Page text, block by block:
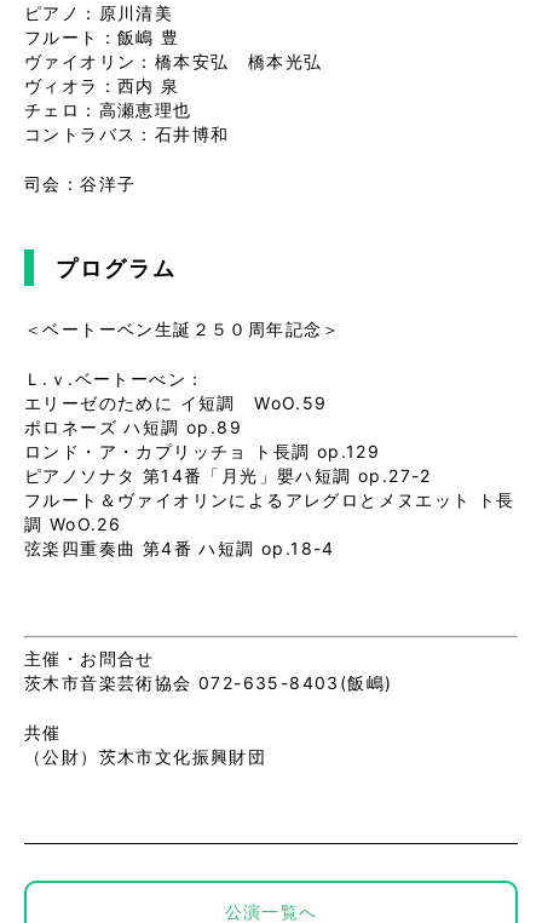
ピアノ：原川清美
フルート：飯嶋 豊
ヴァイオリン：橋本安弘 橋本光弘
ヴィオラ：西内 泉
チェロ：高瀬恵理也
コントラバス：石井博和
司会：谷洋子
プログラム
＜ベートーベン生誕２５０周年記念＞
Ｌ.ｖ.ベートーべン：
エリーゼのために イ短調 WoO.59
ポロネーズ ハ短調 op.89
ロンド・ア・カプリッチョ ト長調 op.129
ピアノソナタ 第14番「月光」嬰ハ短調 op.27-2
フルート＆ヴァイオリンによるアレグロとメヌエット ト長
調 WoO.26
弦楽四重奏曲 第4番 ハ短調 op.18-4
主催・お問合せ
茨木市音楽芸術協会 072-635-8403(飯嶋)
共催
（公財）茨木市文化振興財団
公演一覧へ